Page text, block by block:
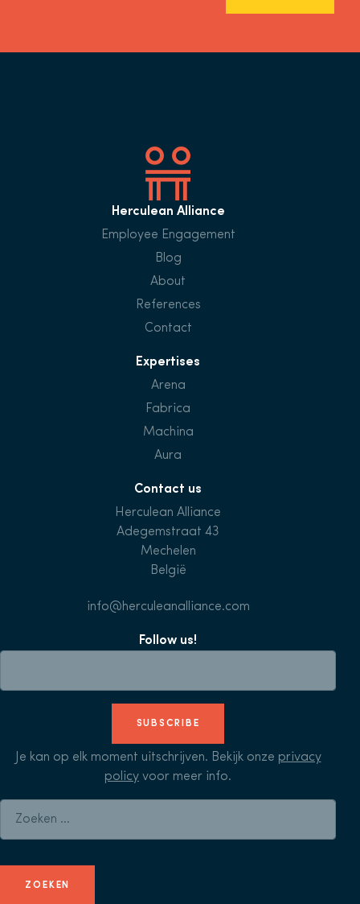
Herculean Alliance
Employee Engagement
Blog
About
References
Contact
Expertises
Arena
Fabrica
Machina
Aura
Contact us
Herculean Alliance
Adegemstraat 43
Mechelen
België
info@herculeanalliance.com
Follow us!
SUBSCRIBE
Je kan op elk moment uitschrijven. Bekijk onze privacy
policy voor meer info.